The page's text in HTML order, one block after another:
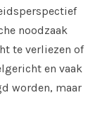
noodzaak
te verliezen of
en vaak
worden, maar